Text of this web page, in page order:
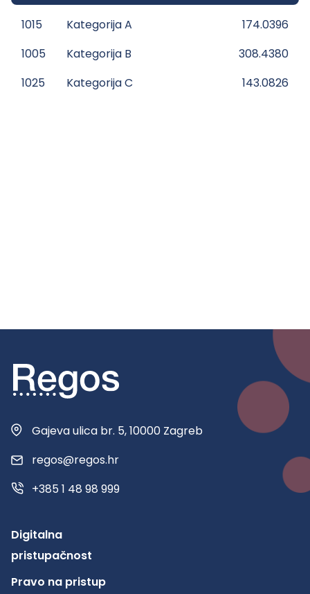
1015 Kategorija A
174.0396
1005
Kategorija B
308.4380
1025
Kategorija C 143.0826
Gajeva ulica br. 5, 10000 Zagreb
regos@regos.hr
+385 1 48 98 999
Digitalna
pristupačnost
Pravo na pristup